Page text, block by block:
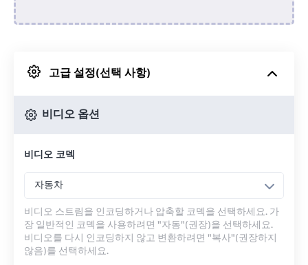
Google 드라이브에서
고급 설정(선택 사항)
비디오 옵션
비디오 코덱
자동차
비디오 스트림을 인코딩하거나 압축할 코덱을 선택하세요. 가
장 일반적인 코덱을 사용하려면 "자동"(권장)을 선택하세요.
비디오를 다시 인코딩하지 않고 변환하려면 "복사"(권장하지
않음)를 선택하세요.